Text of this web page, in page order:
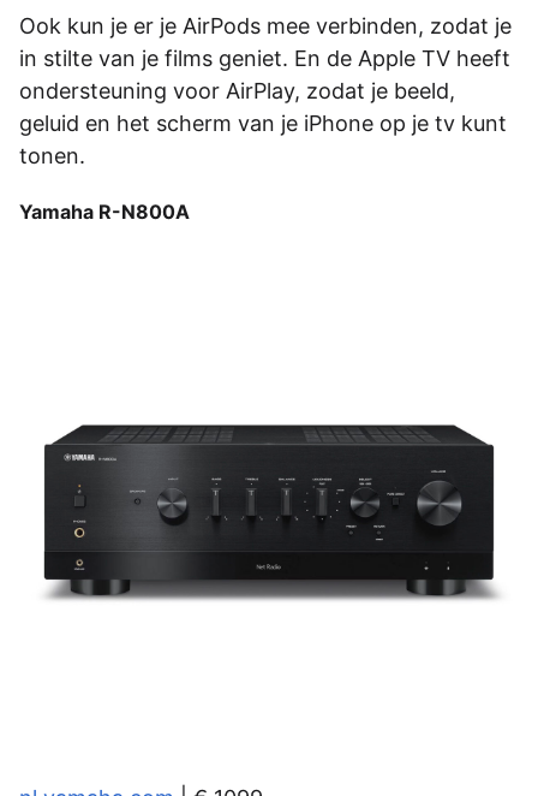
Ook kun je er je AirPods mee verbinden, zodat je
in stilte van je films geniet. En de Apple TV heeft
ondersteuning voor AirPlay, zodat je beeld,
geluid en het scherm van je iPhone op je tv kunt
tonen.
Yamaha R-N800A